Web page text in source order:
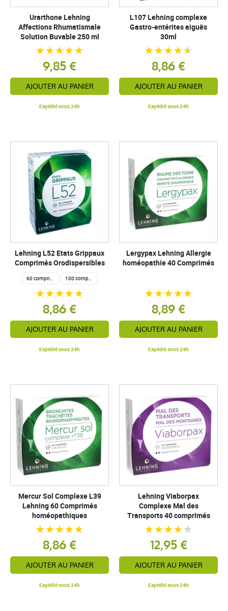
Urarthone Lehning
Affections Rhumatismale
Solution Buvable 250 ml
9,85 €
AJOUTER AU PANIER
Expédié sous 24h
L107 Lehning complexe
Gastro-entérites aiguës
30ml
8,86 €
AJOUTER AU PANIER
Expédié sous 24h
Lehning L52 Etats Grippaux
Comprimés Orodispersibles
60 comprimés 100 comprimés
8,86 €
AJOUTER AU PANIER
Expédié sous 24h
Lergypax Lehning Allergie
homéopathie 40 Comprimés
8,89 €
AJOUTER AU PANIER
Expédié sous 24h
Mercur Sol Complexe L39
Lehning 60 Comprimés
homéopathiques
8,86 €
AJOUTER AU PANIER
Expédié sous 24h
Lehning Viaborpax
Complexe Mal des
Transports 40 comprimés
12,95 €
AJOUTER AU PANIER
Expédié sous 24h